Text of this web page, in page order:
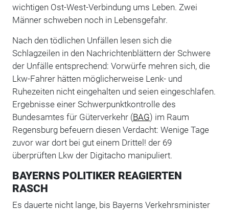
wichtigen Ost-West-Verbindung ums Leben. Zwei
Männer schweben noch in Lebensgefahr.
Nach den tödlichen Unfällen lesen sich die
Schlagzeilen in den Nachrichtenblättern der Schwere
der Unfälle entsprechend: Vorwürfe mehren sich, die
Lkw-Fahrer hätten möglicherweise Lenk- und
Ruhezeiten nicht eingehalten und seien eingeschlafen.
Ergebnisse einer Schwerpunktkontrolle des
Bundesamtes für Güterverkehr (BAG) im Raum
Regensburg befeuern diesen Verdacht: Wenige Tage
zuvor war dort bei gut einem Drittel! der 69
überprüften Lkw der Digitacho manipuliert.
BAYERNS POLITIKER REAGIERTEN
RASCH
Es dauerte nicht lange, bis Bayerns Verkehrsminister